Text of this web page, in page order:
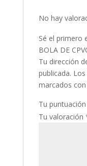
No hay
Sé el primero
BOLA DE
Tu dirección
publicada.
marcados con
Tu puntuación
Tu valoración